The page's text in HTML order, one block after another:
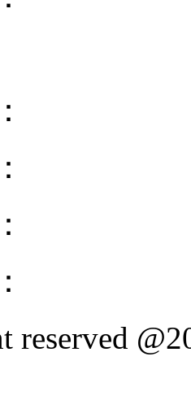
reserved